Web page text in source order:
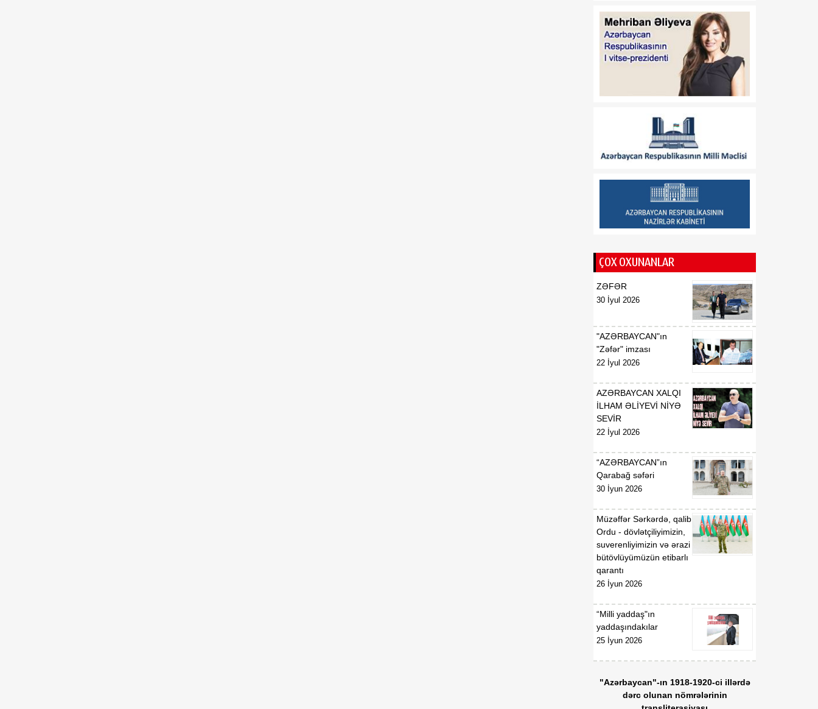
Azərbaycan-Amerika
əlaqələrinin inkişafında
yeni mərhələ
11:06
08 Avqust
münasibətlərində uğurlu
səhifə açılıb
11:03
08 Avqust
Türk birliyi: tarixi
gücə doğru
08:20
ÇOX OXUNANLAR
ZƏFƏR
30 İyul 2026
"AZƏRBAYCAN"ın
"Zəfər" imzası
22 İyul 2026
AZƏRBAYCAN XALQI
İLHAM ƏLİYEVİ NİYƏ
SEVİR
22 İyul 2026
“AZƏRBAYCAN”ın
Qarabağ səfəri
30 İyun 2026
Müzəffər Sərkərdə, qalib
Ordu - dövlətçiliyimizin,
suverenliyimizin və ərazi
bütövlüyümüzün etibarlı
qarantı
26 İyun 2026
“Milli yaddaş"ın
yaddaşındakılar
25 İyun 2026
"Azərbaycan"-ın 1918-1920-ci illərdə
dərc olunan nömrələrinin